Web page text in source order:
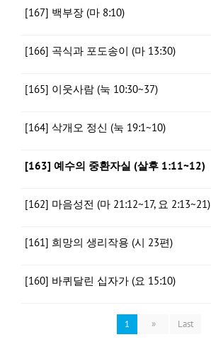
[167] 백부장 (마 8:10)
[166] 곡식과 포도송이 (마 13:30)
[165] 이웃사람 (눅 10:30~37)
[164] 삭개오 정신 (눅 19:1~10)
[163] 예수의 중환자실 (살후 1:11~12)
[162] 마음성전 (마 21:12~17, 요 2:13~21)
[161] 희망의 생리작용 (시 23편)
[160] 바퀴달린 십자가 (요 15:10)
1 » Last